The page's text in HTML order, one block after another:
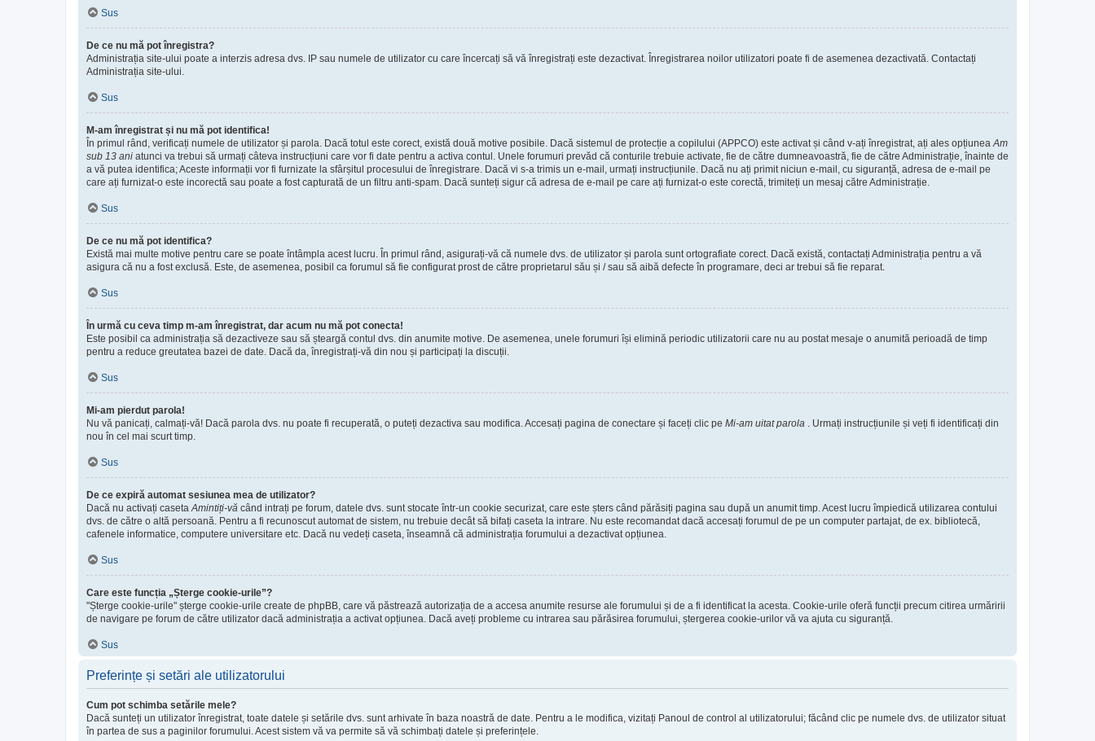
Sus
De ce nu mă pot înregistra?
Administrația site-ului poate a interzis adresa dvs. IP sau numele de utilizator cu care încercați să vă înregistrați este dezactivat. Înregistrarea noilor utilizatori poate fi de asemenea dezactivată. Contactați
Administrația site-ului.
Sus
M-am înregistrat și nu mă pot identifica!
În primul rând, verificați numele de utilizator și parola. Dacă totul este corect, există două motive posibile. Dacă sistemul de protecție a copilului (APPCO) este activat și când v-ați înregistrat, ați ales opțiunea Am
sub 13 ani atunci va trebui să urmați câteva instrucțiuni care vor fi date pentru a activa contul. Unele forumuri prevăd că conturile trebuie activate, fie de către dumneavoastră, fie de către Administrație, înainte de
a vă putea identifica; Aceste informații vor fi furnizate la sfârșitul procesului de înregistrare. Dacă vi s-a trimis un e-mail, urmați instrucțiunile. Dacă nu ați primit niciun e-mail, cu siguranță, adresa de e-mail pe
care ați furnizat-o este incorectă sau poate a fost capturată de un filtru anti-spam. Dacă sunteți sigur că adresa de e-mail pe care ați furnizat-o este corectă, trimiteți un mesaj către Administrație.
Sus
De ce nu mă pot identifica?
Există mai multe motive pentru care se poate întâmpla acest lucru. În primul rând, asigurați-vă că numele dvs. de utilizator și parola sunt ortografiate corect. Dacă există, contactați Administrația pentru a vă
asigura că nu a fost exclusă. Este, de asemenea, posibil ca forumul să fie configurat prost de către proprietarul său și / sau să aibă defecte în programare, deci ar trebui să fie reparat.
Sus
În urmă cu ceva timp m-am înregistrat, dar acum nu mă pot conecta!
Este posibil ca administrația să dezactiveze sau să șteargă contul dvs. din anumite motive. De asemenea, unele forumuri își elimină periodic utilizatorii care nu au postat mesaje o anumită perioadă de timp
pentru a reduce greutatea bazei de date. Dacă da, înregistrați-vă din nou și participați la discuții.
Sus
Mi-am pierdut parola!
Nu vă panicați, calmați-vă! Dacă parola dvs. nu poate fi recuperată, o puteți dezactiva sau modifica. Accesați pagina de conectare și faceți clic pe Mi-am uitat parola
. Urmați instrucțiunile și veți fi identificați din
nou în cel mai scurt timp.
Sus
De ce expiră automat sesiunea mea de utilizator?
Dacă nu activați caseta Amintiți-vă când intrați pe forum, datele dvs. sunt stocate într-un cookie securizat, care este șters când părăsiți pagina sau după un anumit timp. Acest lucru împiedică utilizarea contului
dvs. de către o altă persoană. Pentru a fi recunoscut automat de sistem, nu trebuie decât să bifați caseta la intrare. Nu este recomandat dacă accesați forumul de pe un computer partajat, de ex. bibliotecă,
cafenele informatice, computere universitare etc. Dacă nu vedeți caseta, înseamnă că administrația forumului a dezactivat opțiunea.
Sus
Care este funcția „Șterge cookie-urile”?
"Șterge cookie-urile" șterge cookie-urile create de phpBB, care vă păstrează autorizația de a accesa anumite resurse ale forumului și de a fi identificat la acesta. Cookie-urile oferă funcții precum citirea urmăririi
de navigare pe forum de către utilizator dacă administrația a activat opțiunea. Dacă aveți probleme cu intrarea sau părăsirea forumului, ștergerea cookie-urilor vă va ajuta cu siguranță.
Sus
Preferințe și setări ale utilizatorului
Cum pot schimba setările mele?
Dacă sunteți un utilizator înregistrat, toate datele și setările dvs. sunt arhivate în baza noastră de date. Pentru a le modifica, vizitați Panoul de control al utilizatorului; făcând clic pe numele dvs. de utilizator situat
în partea de sus a paginilor forumului. Acest sistem vă va permite să vă schimbați datele și preferințele.